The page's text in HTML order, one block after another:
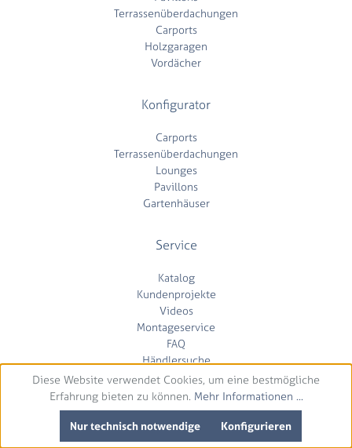
Terrassenüberdachungen
Carports
Holzgaragen
Vordächer
Konfigurator
Carports
Terrassenüberdachungen
Lounges
Pavillons
Gartenhäuser
Service
Katalog
Kundenprojekte
Videos
Montageservice
FAQ
Händlersuche
Kontakt
Impressum
Diese Website verwendet Cookies, um eine bestmögliche
Erfahrung bieten zu können. Mehr Informationen ...
Nur technisch notwendige
Konfigurieren